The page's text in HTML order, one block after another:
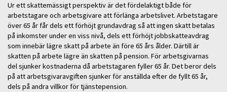
Ur ett skattemässigt perspektiv är det fördelaktigt både för
arbetstagare och arbetsgivare att förlänga arbetslivet. Arbetstagare
över 65 år får dels ett förhöjt grundavdrag så att ingen skatt betalas
på inkomster under en viss nivå, dels ett förhöjt jobbskatteavdrag
som innebär lägre skatt på arbete än före 65 års ålder. Därtill är
skatten på arbete lägre än skatten på pension. För arbetsgivarnas
del sjunker kostnaderna då arbetstagaren fyller 65 år. Det beror dels
på att arbetsgivaravgiften sjunker för anställda efter de fyllt 65 år,
dels på andra villkor för tjänstepension.